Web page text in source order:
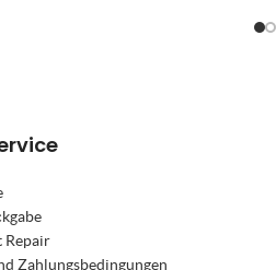
Repair
Zahlungsbedingungen